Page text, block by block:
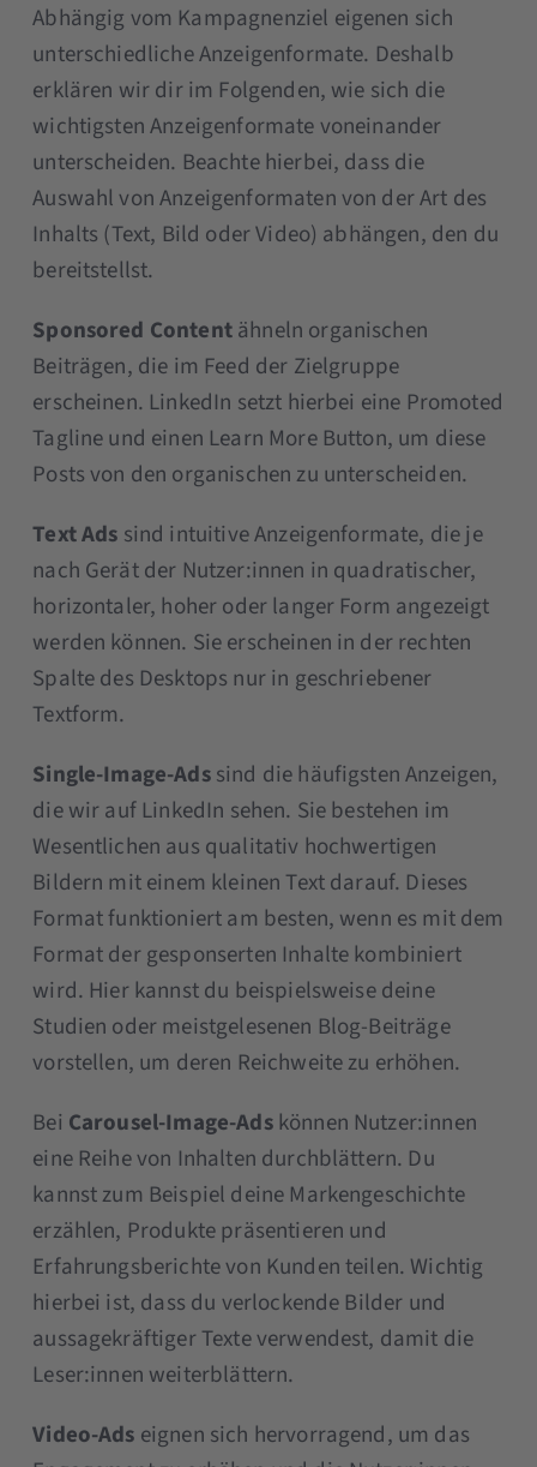
Abhängig vom Kampagnenziel eigenen sich
unterschiedliche Anzeigenformate. Deshalb
erklären wir dir im Folgenden, wie sich die
wichtigsten Anzeigenformate voneinander
unterscheiden. Beachte hierbei, dass die
Auswahl von Anzeigenformaten von der Art des
Inhalts (Text, Bild oder Video) abhängen, den du
bereitstellst.
Sponsored Contentähneln organischen
Beiträgen, die im Feed der Zielgruppe
erscheinen. LinkedIn setzt hierbei eine Promoted
Tagline und einen Learn More Button, um diese
Posts von den organischen zu unterscheiden.
Text Ads sind intuitive Anzeigenformate, die je
nach Gerät der Nutzer:innen in quadratischer,
horizontaler, hoher oder langer Form angezeigt
werden können. Sie erscheinen in der rechten
Spalte des Desktops nur in geschriebener
Textform.
Single-Image-Adssind die häufigsten Anzeigen,
die wir auf LinkedIn sehen. Sie bestehen im
Wesentlichen aus qualitativ hochwertigen
Bildern mit einem kleinen Text darauf. Dieses
Format funktioniert am besten, wenn es mit dem
Format der gesponserten Inhalte kombiniert
wird. Hier kannst du beispielsweise deine
Studien oder meistgelesenen Blog-Beiträge
vorstellen, um deren Reichweite zu erhöhen.
Bei Carousel-Image-Adskönnen Nutzer:innen
eine Reihe von Inhalten durchblättern. Du
kannst zum Beispiel deine Markengeschichte
erzählen, Produkte präsentieren und
Erfahrungsberichte von Kunden teilen. Wichtig
hierbei ist, dass du verlockende Bilder und
aussagekräftiger Texte verwendest, damit die
Leser:innen weiterblättern.
Video-Ads eignen sich hervorragend, um das